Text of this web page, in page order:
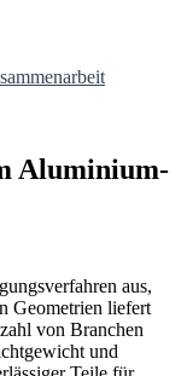
Aluminium-
aus,
Geometrien liefert
von Branchen
und